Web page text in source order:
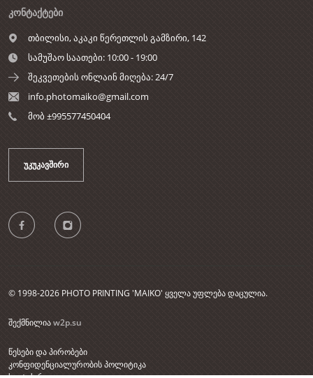
ᲙᲝᲜᲢᲐᲥᲢᲔᲑᲘ
თბილისი,აკაკი წერეთლის გამზირი, 142
სამუშაო საათები: 10:00 - 19:00
შეკვეთების ონლაინ მიღება: 24/7
info.photomaiko@gmail.com
მობ ±995577450404
ᲣᲙᲣᲙᲐᲕᲨᲘᲠᲘ
© 1998-2026 PHOTO PRINTING 'MAIKO' ყველა უფლება დაცულია.
შექმნილიაw2p.su
წესები და პირობები
კონფიდენციალურობის პოლიტიკა